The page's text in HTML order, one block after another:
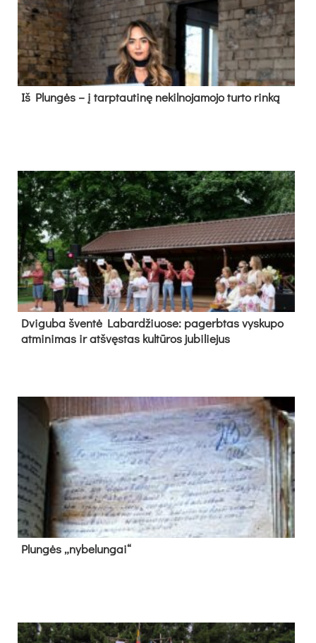
Iš Plungės – į tarptautinę nekilnojamojo turto rinką
Dvi­gu­ba šven­tė La­bar­džiuo­se: pa­gerb­tas vys­ku­po
at­mi­ni­mas ir at­švęs­tas kul­tū­ros ju­bi­lie­jus
Plun­gės „ny­be­lun­gai“